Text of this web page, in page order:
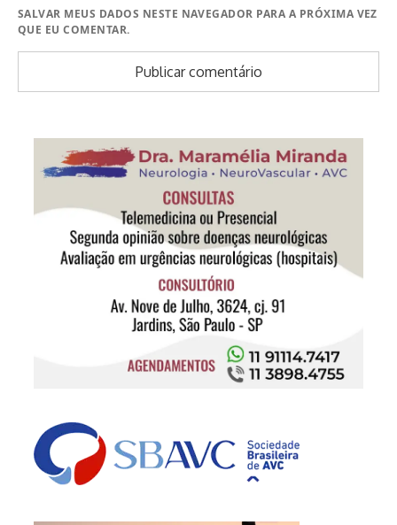
SALVAR MEUS DADOS NESTE NAVEGADOR PARA A PRÓXIMA VEZ
QUE EU COMENTAR.